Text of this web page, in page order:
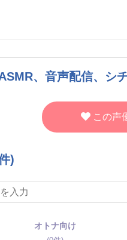
、音声配信、シ
この声
)
オトナ向け